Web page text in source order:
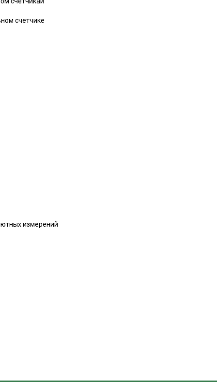
счетчике
измерений